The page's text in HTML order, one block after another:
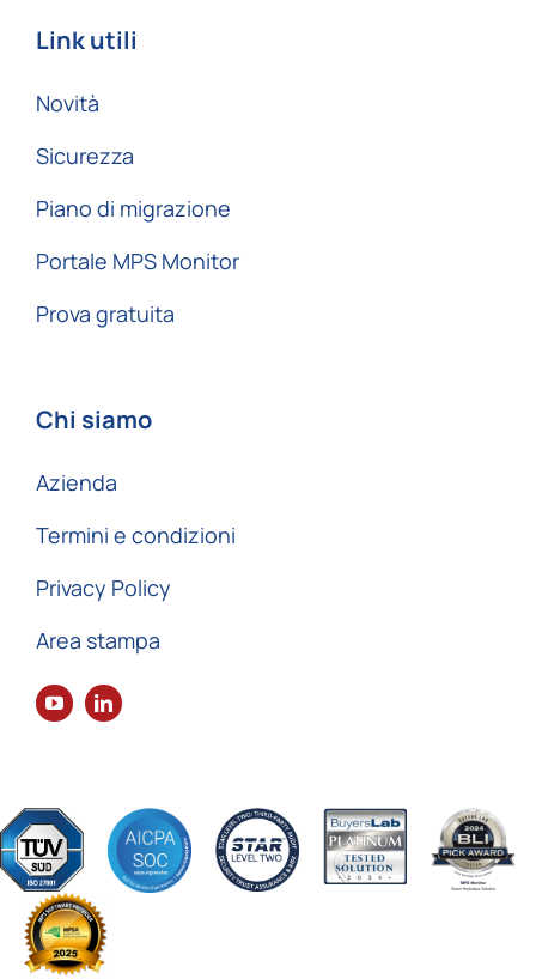
Link utili
Novità
Sicurezza
Piano di migrazione
Portale MPS Monitor
Prova gratuita
Chi siamo
Azienda
Termini e condizioni
Privacy Policy
Area stampa